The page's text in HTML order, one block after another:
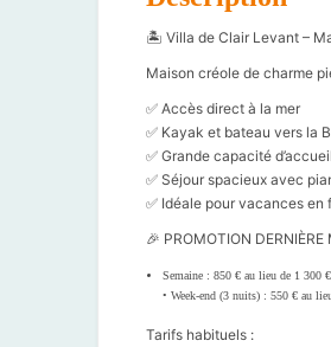
🏝️ Villa de Clair Levant –
Maison créole de charme
✅ Accès direct à la mer
✅ Kayak et bateau vers la
✅ Grande capacité d’accueil
✅ Séjour spacieux avec
✅ Idéale pour vacances
🎉 PROMOTION
Semaine : 850 € au lieu de 1 300 €
• Week-end (3 nuits) : 550 € au
Tarifs habituels :